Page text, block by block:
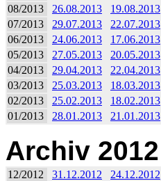
08/2013
26.08.2013 19.08.2013
07/2013
29.07.2013 22.07.2013
06/2013
24.06.2013 17.06.2013
05/2013
27.05.2013 20.05.2013
04/2013
29.04.2013 22.04.2013
03/2013
25.03.2013 18.03.2013
02/2013
25.02.2013 18.02.2013
01/2013
28.01.2013 21.01.2013
Archiv 2012
12/2012 31.12.2012 24.12.2012